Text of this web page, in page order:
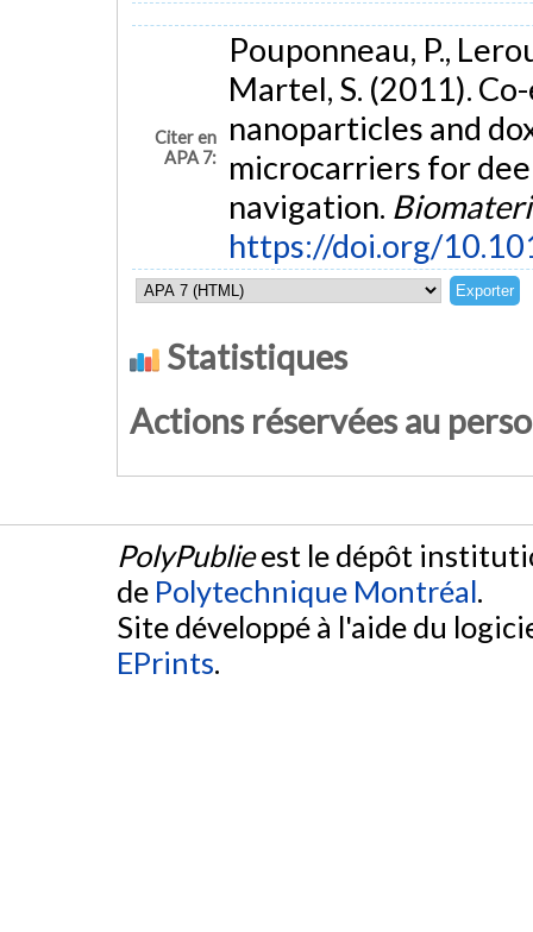
Citer en
APA 7:
Pouponneau, P.,
Martel, S. (2011).
nanoparticles and
microcarriers for
navigation.
https://doi.org/
Statistiques
Actions réservées au
PolyPublieest le dépôt
de Polytechnique Montréal.
Site développé à l'aide du
EPrints.